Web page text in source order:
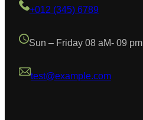
+012 (345) 6789
Sun – Friday 08 aM- 09 pm
test@example.com